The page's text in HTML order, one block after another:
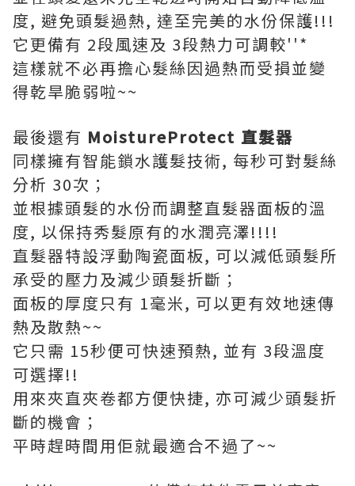
度, 避免頭髮過熱, 達至完美的水份保護!!!
它更備有 2段風速及 3段熱力可調較''*
這樣就不必再擔心髮絲因過熱而受損並變
得乾旱脆弱啦~~
最後還有 MoistureProtect 直髮器
同樣擁有智能鎖水護髮技術, 每秒可對髮絲
分析 30次；
並根據頭髮的水份而調整直髮器面板的溫
度, 以保持秀髮原有的水潤亮澤!!!!
直髮器特設浮動陶瓷面板, 可以減低頭髮所
承受的壓力及減少頭髮折斷；
面板的厚度只有 1毫米, 可以更有效地速傳
熱及散熱~~
它只需 15秒便可快速預熱, 並有 3段溫度
可選擇!!
用來夾直夾卷都方便快捷, 亦可減少頭髮折
斷的機會；
平時趕時間用佢就最適合不過了~~